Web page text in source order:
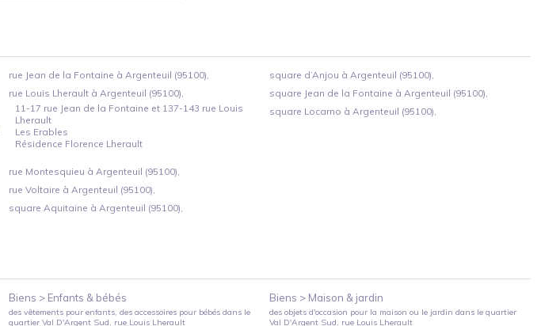
rue Jean de la Fontaine à Argenteuil (95100),
rue Louis Lherault à Argenteuil (95100),
11-17 rue Jean de la Fontaine et 137-143 rue Louis
Lherault
Les Erables
Résidence Florence Lherault
rue Montesquieu à Argenteuil (95100),
rue Voltaire à Argenteuil (95100),
square Aquitaine à Argenteuil (95100),
square d’Anjou à Argenteuil (95100),
square Jean de la Fontaine à Argenteuil (95100),
square Locarno à Argenteuil (95100),
Biens > Enfants & bébés
des vêtements pour enfants, des accessoires pour bébésdans le
quartier Val D'Argent Sud, rue Louis Lherault
Biens > Maison & jardin
des objets d'occasion pour la maison ou le jardin dans le quartier
Val D'Argent Sud, rue Louis Lherault